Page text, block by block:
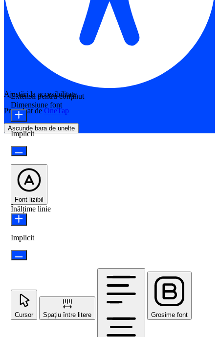
Ajustări la accesibilitate
Propulsat de OneTap
Ascunde bara de unelte
Extensii pentru conținut
Dimensiune font
Implicit
Font lizibil
Înălțime linie
Implicit
Cursor Spațiu între litere Grosime font